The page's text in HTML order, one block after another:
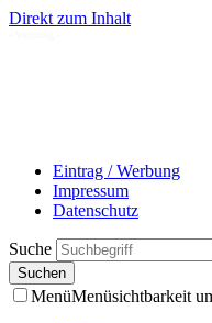
Direkt zum Inhalt
Eintrag / Werbung
Impressum
Datenschutz
Suche
MenüMenüsichtbarkeit